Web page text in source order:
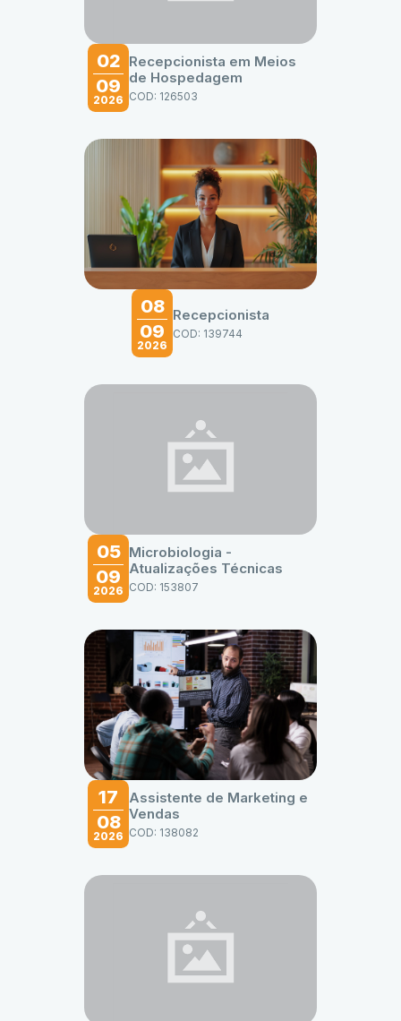
02
09
2026
Recepcionista em Meios
de Hospedagem
COD: 126503
08
09
2026
Recepcionista
COD: 139744
05
09
2026
Microbiologia -
Atualizações Técnicas
COD: 153807
17
08
2026
Assistente de Marketing e
Vendas
COD: 138082